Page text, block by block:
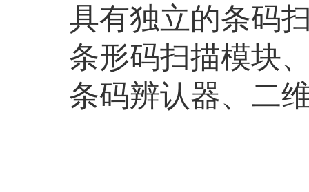
具有独立的条码
条形码扫描模块
条码辨认器、二